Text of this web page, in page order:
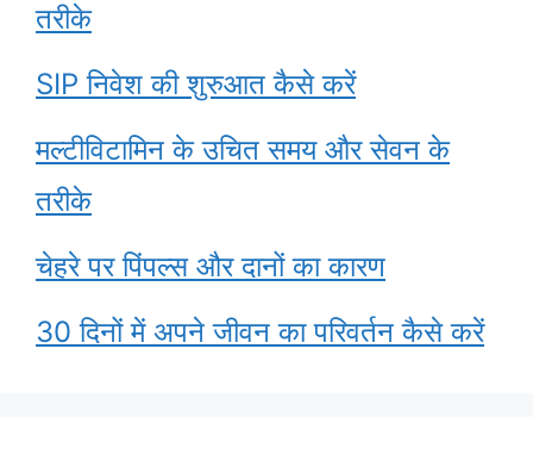
तरीके
SIP निवेश की शुरुआत कैसे करें
मल्टीविटामिन के उचित समय और सेवन के
तरीके
चेहरे पर पिंपल्स और दानों का कारण
30 दिनों में अपने जीवन का परिवर्तन कैसे करें